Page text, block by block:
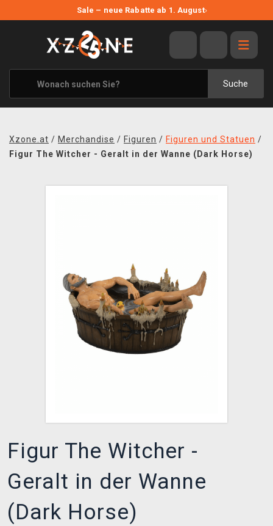
Sale – neue Rabatte ab 1. August›
Suche
ANGEBOTE
ALLE MARKEN
XZONE ORIGINALS
KLEIDUNG & ACCESSOIRES
BÜCHER & COMICS
XZONE CLUB
Xzone.at / Merchandise / Figuren / Figuren und Statuen /
Figur The Witcher - Geralt in der Wanne (Dark Horse)
Figur The Witcher -
Geralt in der Wanne
(Dark Horse)